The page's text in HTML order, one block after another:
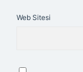
Web Sitesi